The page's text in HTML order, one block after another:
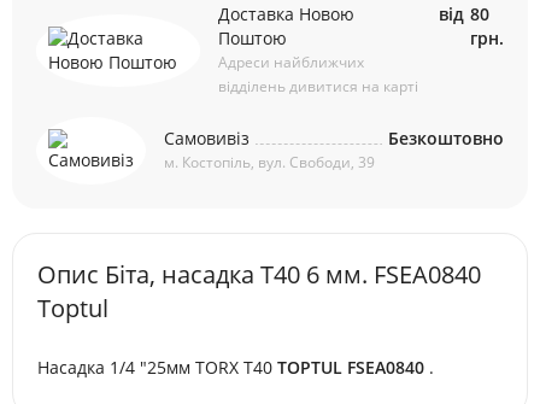
Доставка Новою
Поштою
Адреси найближчих
відділень дивитися на карті
від 80
грн.
Самовивіз
м. Костопіль, вул. Свободи, 39
Безкоштовно
Опис Біта, насадка T40 6 мм. FSEA0840
Toptul
Насадка 1/4 "25мм TORX T40 TOPTUL FSEA0840 .